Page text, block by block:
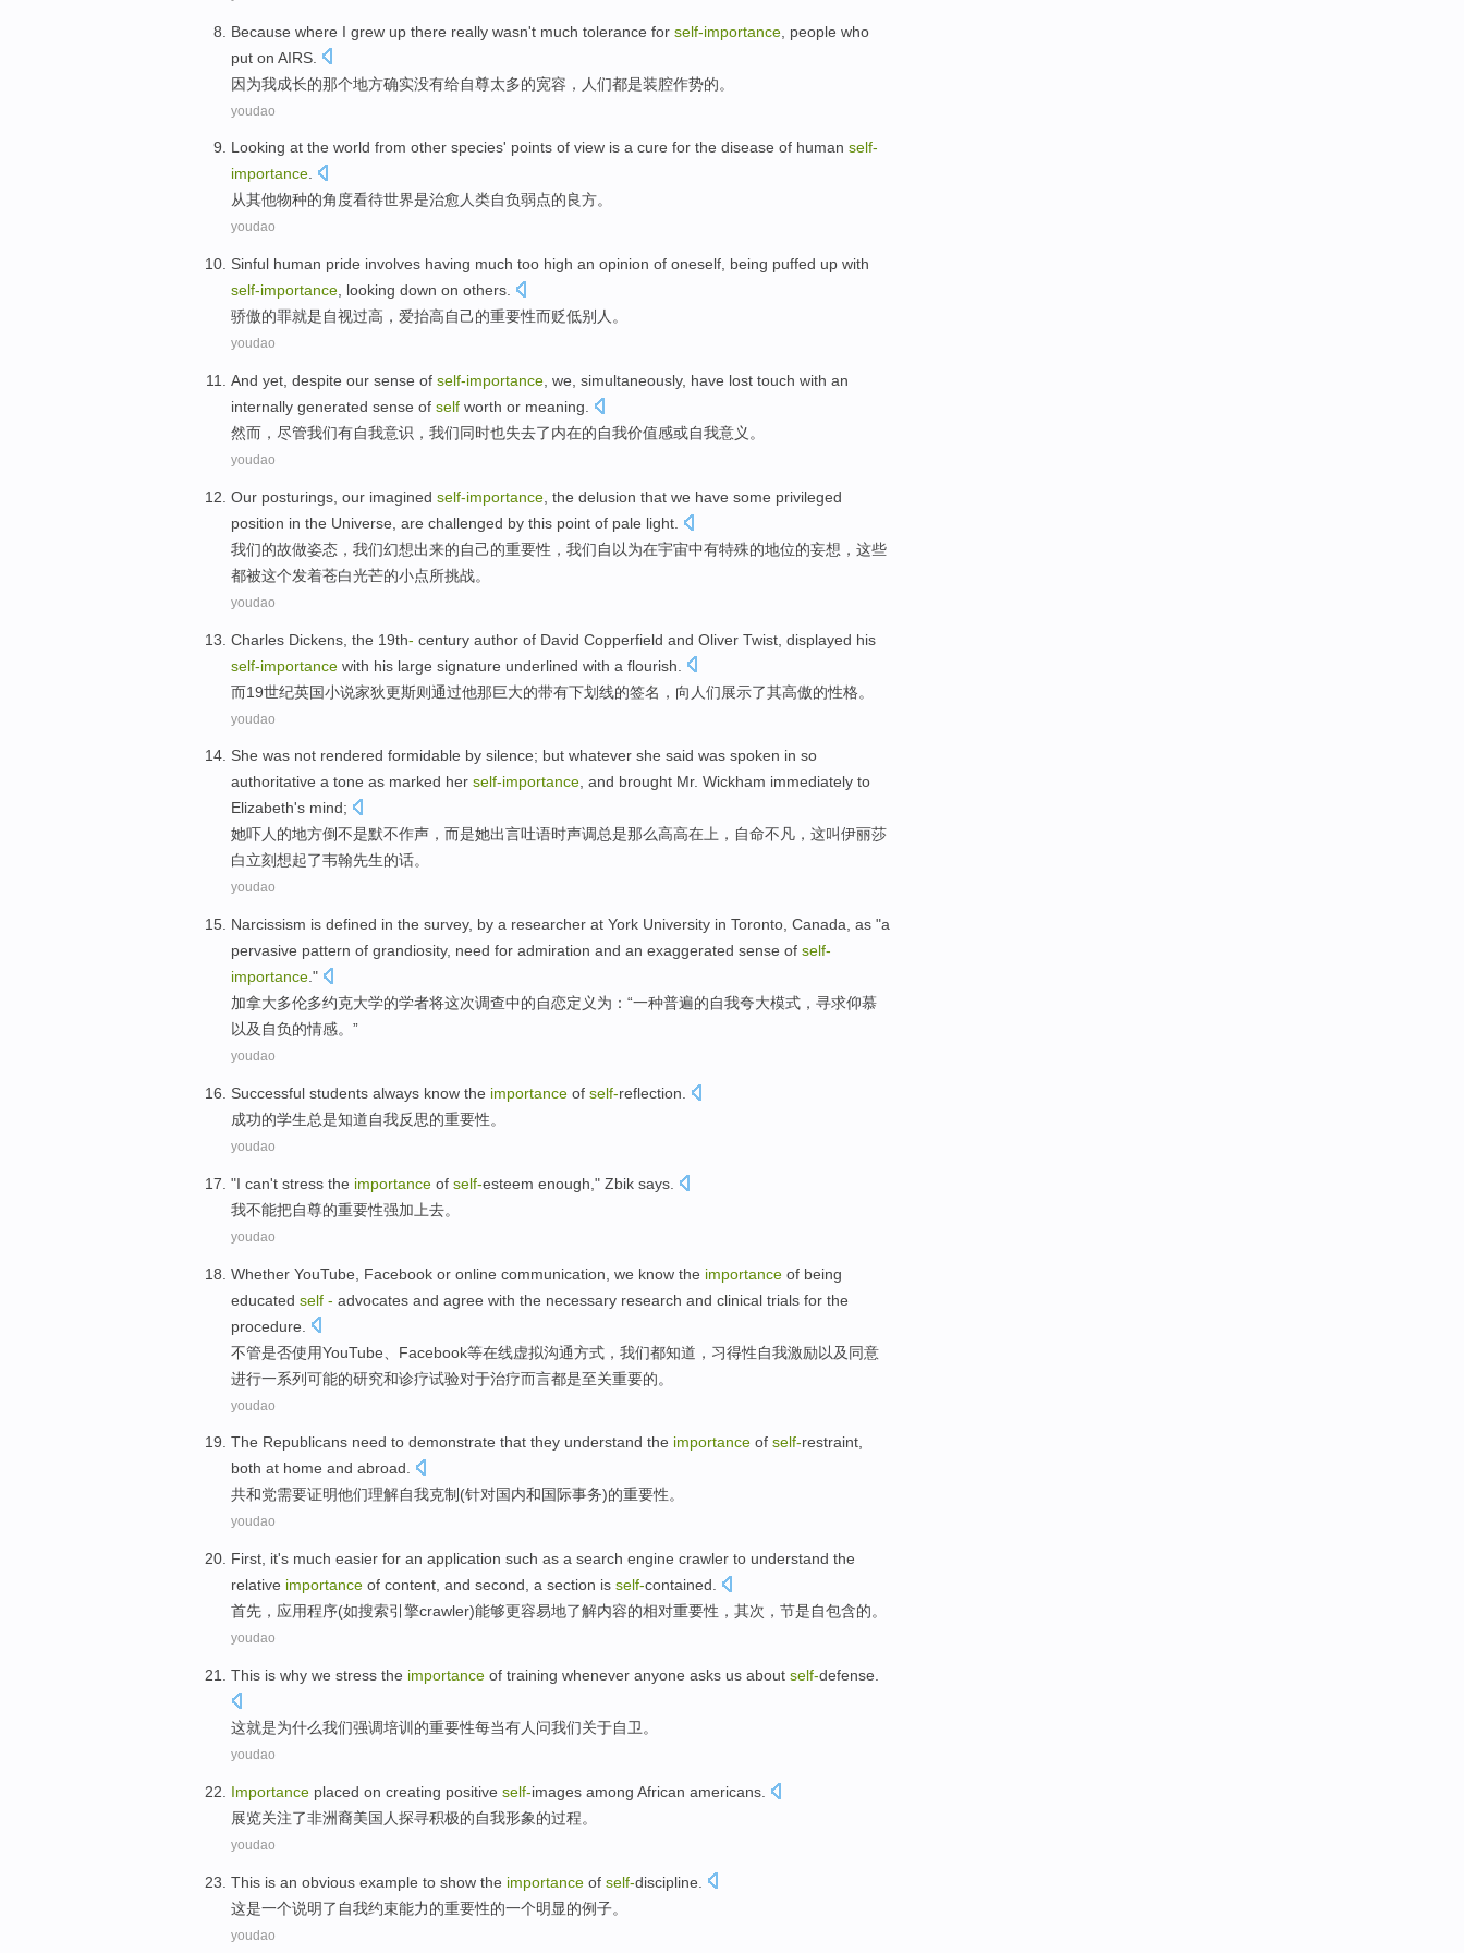
Because where I grew up there really wasn't much tolerance for self-importance people who
put on AIRS
因为我成长的那个地方确实没有给自尊太多的宽容 ， 人们都是装腔作势的。
youdao
Looking at the world from other species' points of view is a cure for the disease of human self-
importance.
从其他物种的角度看待世界是治愈人类自负弱点的良方。
youdao
Sinful human pride involves having much too high an opinion of oneself , being puffed up with
self-importance , looking down on others
骄傲的罪就是自视过高 ，爱抬高自己的重要性而贬低别人 。
youdao
And yet despite our sense of self-importance we simultaneously, have lost touch with an
internally generated sense of self worth or meaning
然而 ， 尽管我们有自我意识 ， 我们同时也失去了内在的自我价值感或自我意义 。
youdao
Our posturings , our imagined self-importance the delusion that we have some privileged
position in the Universe are challenged by this point of pale light
我们的故做姿态， 我们幻想出来的自己的重要性，我们自 以为在宇宙中有特殊的地位的妄想 ， 这些
都被这个发着苍白光芒的小点所挑战。
youdao
Charles Dickens , the 19th- century author of David Copperfield and Oliver Twist, displayed his
self-importance with his large signature underlined with a flourish.
而19世纪英国小说家狄更斯则通过他那巨大的带有下划线的签名 ，向人们展示了其高傲的性格。
youdao
She was not rendered formidable by silence; but whatever she said was spoken in so
authoritative a tone as marked her self-importance, and brought Mr. Wickham immediately to
Elizabeth's mind;
她吓人的地方倒不是默不作声 ， 而是她出言吐语时声调总是那么高高在上，自命不凡，这叫伊丽莎
白立刻想起了韦翰先生的话。
youdao
Narcissism is defined in the survey, by a researcher at York University in Toronto Canada as "a
pervasive pattern of grandiosity, need for admiration and an exaggerated sense of self-
importance ."
加拿大多伦多约克大学的学者将这次调查中的自恋定义为 ：“一种普遍的自我夸大模式 ，寻求仰慕
以及自负的情感。”
youdao
Successful students always know the importance of self-reflection.
成功的学生总是知道自我反思的重要性。
youdao
"I can't stress the importance of self-esteem enough," Zbik says.
我不能把自尊的重要性强加 上去。
youdao
Whether YouTube Facebook or online communication we know the importance of being
educated self - advocates and agree with the necessary research and clinical trials for the
procedure.
不管是否使用YouTube Facebook等在线虚拟沟通方式 ， 我们都知道 ，习得性自我激励以及同意
进行一系列可能的研究和诊疗试验对于治疗而言都是至关重要的。
youdao
The Republicans need to demonstrate that they understand the importance of self-restraint,
both at home and abroad.
共和党需要证明他们理解自我克制(针对国内和国际事务)的重要性。
youdao
First , it's much easier for an application such as a search engine crawler to understand the
relative importance of content , and second , a section is self-contained
首先 ， 应用程序(如搜索引擎crawler)能够更容易地了解内容的相对重要性 ， 其次 ， 节是自包含的。
youdao
This is why we stress the importance of training whenever anyone asks us about self-defense
这就是为什么我们强调培训 的重要性每当有人 问我们关于自卫 。
youdao
Importance placed on creating positive self-images among African americans
展览关注了非洲裔美国人探寻积极的自我形象的过程。
youdao
This is an obvious example to show the importance of self-discipline
这是一个说明了 自我约束能力的重要性的一个明显的例子。
youdao